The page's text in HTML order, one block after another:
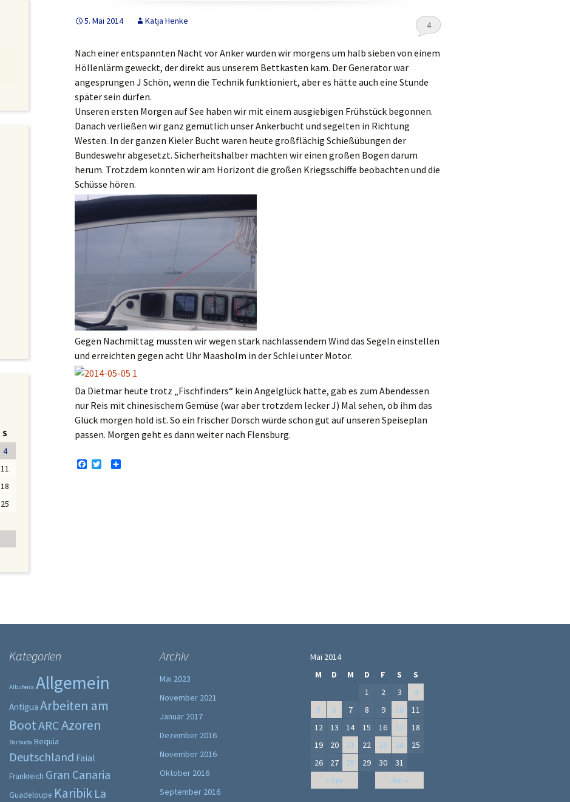
5. Mai 2014 Katja Henke 4
Nach einer entspannten Nacht vor Anker wurden wir morgens um halb sieben von einem
Höllenlärm geweckt, der direkt aus unserem Bettkasten kam. Der Generator war
angesprungen J Schön, wenn die Technik funktioniert, aber es hätte auch eine Stunde
später sein dürfen.
Unseren ersten Morgen auf See haben wir mit einem ausgiebigen Frühstück begonnen.
Danach verließen wir ganz gemütlich unser Ankerbucht und segelten in Richtung
Westen. In der ganzen Kieler Bucht waren heute großflächig Schießübungen der
Bundeswehr abgesetzt. Sicherheitshalber machten wir einen großen Bogen darum
herum. Trotzdem konnten wir am Horizont die großen Kriegsschiffe beobachten und die
Schüsse hören.
Gegen Nachmittag mussten wir wegen stark nachlassendem Wind das Segeln einstellen
und erreichten gegen acht Uhr Maasholm in der Schlei unter Motor.
Da Dietmar heute trotz „Fischfinders“ kein Angelglück hatte, gab es zum Abendessen
nur Reis mit chinesischem Gemüse (war aber trotzdem lecker J) Mal sehen, ob ihm das
Glück morgen hold ist. So ein frischer Dorsch würde schon gut auf unseren Speiseplan
passen. Morgen geht es dann weiter nach Flensburg.
S
4
11
18
25
Kategorien
Albufeira Allgemein
Antigua Arbeiten am
BootARCAzoren
Barbuda Bequia
Deutschland Faial
Frankreich Gran Canaria
Guadeloupe Karibik La
Archiv
Mai 2023
November 2021
Januar 2017
Dezember 2016
November 2016
Oktober 2016
September 2016
Mai 2014
M
D M D F S S
« Apr Jun »
1 2 3
4
5
6 7 8 9 10
11
12
13 14 15 16 17
18
19
20 21 22 23 24
25
26
27 28 29 30 31